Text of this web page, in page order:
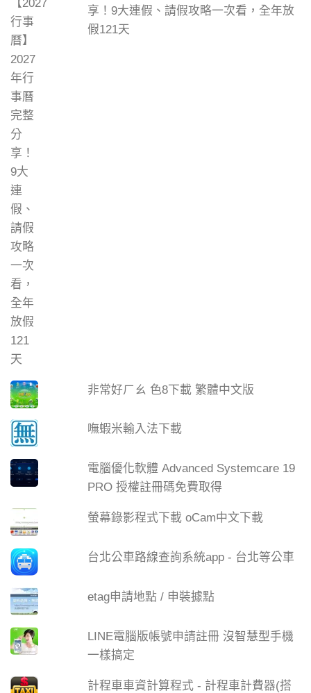
享！9大連假、請假攻略一次看，全年放
假121天
非常好ㄏㄠ 色8下載 繁體中文版
嘸蝦米輸入法下載
電腦優化軟體 Advanced Systemcare 19
PRO 授權註冊碼免費取得
螢幕錄影程式下載 oCam中文下載
台北公車路線查詢系統app - 台北等公車
etag申請地點 / 申裝據點
LINE電腦版帳號申請註冊 沒智慧型手機
一樣搞定
計程車車資計算程式 - 計程車計費器(搭